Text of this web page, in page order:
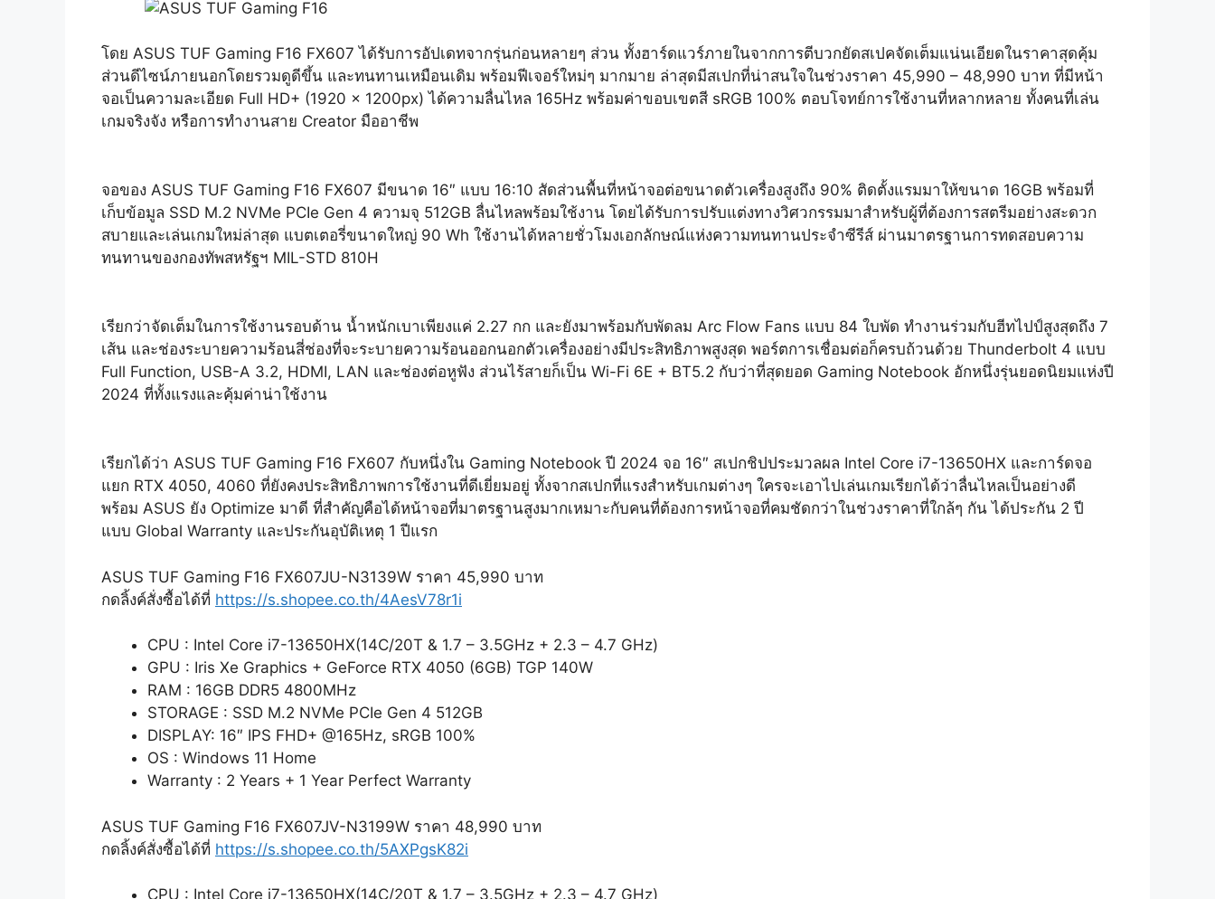
โดย ASUS TUF Gaming F16 FX607 ได้รับการอัปเดทจากรุ่นก่อนหลายๆ ส่วน ทั้งฮาร์ดแวร์ภายในจากการตีบวกยัดสเปคจัดเต็มแน่นเอียดในราคาสุดคุ้ม
ส่วนดีไซน์ภายนอกโดยรวมดูดีขึ้น และทนทานเหมือนเดิม พร้อมฟีเจอร์ใหม่ๆ มากมาย ล่าสุดมีสเปกที่น่าสนใจในช่วงราคา 45,990 – 48,990 บาท ที่มีหน้า
จอเป็นความละเอียด Full HD+ (1920 x 1200px) ได้ความลื่นไหล 165Hz พร้อมค่าขอบเขตสี sRGB 100% ตอบโจทย์การใช้งานที่หลากหลาย ทั้งคนที่เล่น
เกมจริงจัง หรือการทำงานสาย Creator มืออาชีพ
จอของ ASUS TUF Gaming F16 FX607 มีขนาด 16″ แบบ 16:10 สัดส่วนพื้นที่หน้าจอต่อขนาดตัวเครื่องสูงถึง 90% ติดตั้งแรมมาให้ขนาด 16GB พร้อมที่
เก็บข้อมูล SSD M.2 NVMe PCIe Gen 4 ความจุ 512GB ลื่นไหลพร้อมใช้งาน โดยได้รับการปรับแต่งทางวิศวกรรมมาสำหรับผู้ที่ต้องการสตรีมอย่างสะดวก
สบายและเล่นเกมใหม่ล่าสุด แบตเตอรี่ขนาดใหญ่ 90 Wh ใช้งานได้หลายชั่วโมงเอกลักษณ์แห่งความทนทานประจำซีรีส์ ผ่านมาตรฐานการทดสอบความ
ทนทานของกองทัพสหรัฐฯ MIL-STD 810H
เรียกว่าจัดเต็มในการใช้งานรอบด้าน น้ำหนักเบาเพียงแค่ 2.27 กก และยังมาพร้อมกับพัดลม Arc Flow Fans แบบ 84 ใบพัด ทำงานร่วมกับฮีทไปป์สูงสุดถึง 7
เส้น และช่องระบายความร้อนสี่ช่องที่จะระบายความร้อนออกนอกตัวเครื่องอย่างมีประสิทธิภาพสูงสุด พอร์ตการเชื่อมต่อก็ครบถ้วนด้วย Thunderbolt 4 แบบ
Full Function, USB-A 3.2, HDMI, LAN และช่องต่อหูฟัง ส่วนไร้สายก็เป็น Wi-Fi 6E + BT5.2 กับว่าที่สุดยอด Gaming Notebook อักหนึ่งรุ่นยอดนิยมแห่งปี
2024 ที่ทั้งแรงและคุ้มค่าน่าใช้งาน
เรียกได้ว่า ASUS TUF Gaming F16 FX607 กับหนึ่งใน Gaming Notebook ปี 2024 จอ 16″ สเปกชิปประมวลผล Intel Core i7-13650HX และการ์ดจอ
แยก RTX 4050, 4060 ที่ยังคงประสิทธิภาพการใช้งานที่ดีเยี่ยมอยู่ ทั้งจากสเปกที่แรงสำหรับเกมต่างๆ ใครจะเอาไปเล่นเกมเรียกได้ว่าลื่นไหลเป็นอย่างดี
พร้อม ASUS ยัง Optimize มาดี ที่สำคัญคือได้หน้าจอที่มาตรฐานสูงมากเหมาะกับคนที่ต้องการหน้าจอที่คมชัดกว่าในช่วงราคาที่ใกล้ๆ กัน ได้ประกัน 2 ปี
แบบ Global Warranty และประกันอุบัติเหตุ 1 ปีแรก
ASUS TUF Gaming F16 FX607JU-N3139W ราคา 45,990 บาท
กดลิ้งค์สั่งซื้อได้ที่ https://s.shopee.co.th/4AesV78r1i
CPU : Intel Core i7-13650HX(14C/20T & 1.7 – 3.5GHz + 2.3 – 4.7 GHz)
GPU : Iris Xe Graphics + GeForce RTX 4050 (6GB) TGP 140W
RAM : 16GB DDR5 4800MHz
STORAGE : SSD M.2 NVMe PCIe Gen 4 512GB
DISPLAY: 16″ IPS FHD+ @165Hz, sRGB 100%
OS : Windows 11 Home
Warranty : 2 Years + 1 Year Perfect Warranty
ASUS TUF Gaming F16 FX607JV-N3199W ราคา 48,990 บาท
กดลิ้งค์สั่งซื้อได้ที่ https://s.shopee.co.th/5AXPgsK82i
CPU : Intel Core i7-13650HX(14C/20T & 1.7 – 3.5GHz + 2.3 – 4.7 GHz)